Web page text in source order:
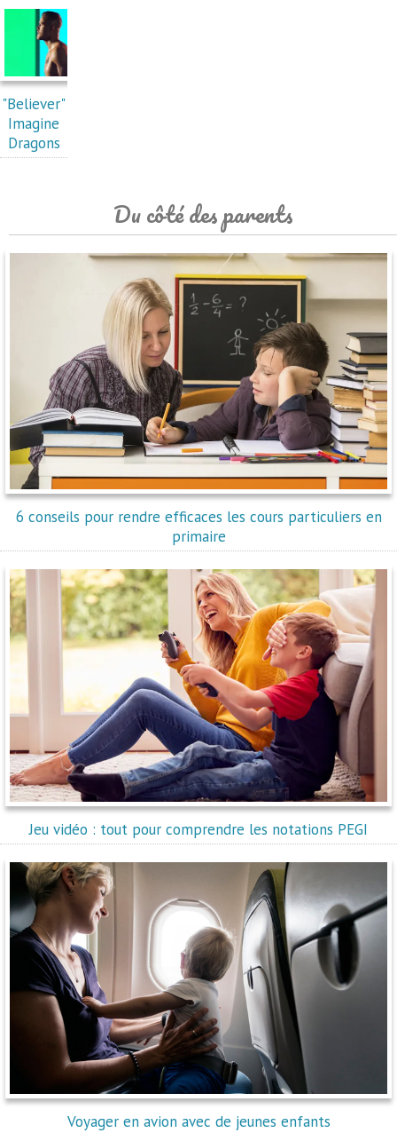
"Believer"
Imagine
Dragons
Du côté des parents
6 conseils pour rendre efficaces les cours particuliers en
primaire
Jeu vidéo : tout pour comprendre les notations PEGI
Voyager en avion avec de jeunes enfants